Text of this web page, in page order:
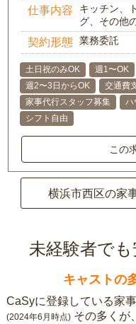
仕事内容
キッチン、
グ、その他
契約形態 業務委託
土日祝のみOK 週1〜OK
週2〜3日からOK
交通費
家事代行スタッフ募集
ハ
シフト自由
この
横浜市西区の家
未経験者で
キャストの
CaSyに登録している家
(2024年6月時点) その多くが